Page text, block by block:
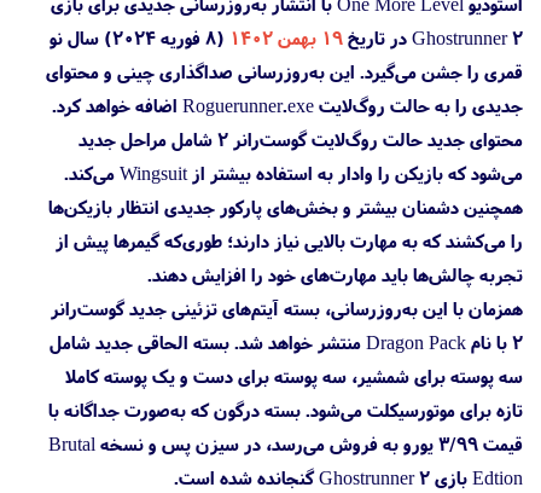
Ghostrunner 2‌ در تاریخ
۱۹ بهمن ۱۴۰۲
(۸ فوریه ۲۰۲۴) سال نو
قمری را جشن می‌گیرد. این به‌روزرسانی صداگذاری چینی و محتوای
جدیدی را به حالت روگ‌لایت Roguerunner.exe اضافه خواهد کرد.
محتوای جدید حالت روگ‌لایت گوست‌رانر ۲ شامل مراحل جدید
می‌شود که بازیکن را وادار به استفاده بیشتر از Wingsuit‌ می‌کند.
همچنین دشمنان بیشتر و بخش‌های پارکور جدیدی انتظار بازیکن‌ها
را می‌کشند که به مهارت بالایی نیاز دارند؛ طوری‌که گیمرها پیش از
تجربه چالش‌ها باید مهارت‌های خود را افزایش دهند.
همزمان با این به‌روزرسانی، بسته آیتم‌های تزئینی جدید گوست‌رانر
۲ با نام Dragon Pack منتشر خواهد شد. بسته‌ الحاقی جدید شامل
سه پوسته برای شمشیر، سه پوسته برای دست و یک پوسته کاملا
تازه برای موتورسیکلت می‌شود. بسته درگون که به‌صورت جداگانه با
قیمت ۳/۹۹ یورو به فروش می‌رسد، در سیزن پس و نسخه ‌Brutal
Edtion بازی Ghostrunner 2‌ گنجانده شده است.